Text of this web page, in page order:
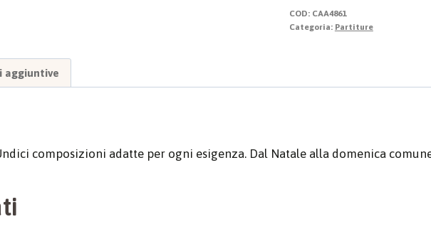
quantità
COD: CAA4861
Categoria: Partiture
aggiuntive
composizioni adatte per ogni esigenza. Dal Natale alla domenica